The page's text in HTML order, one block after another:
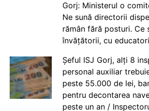
Gorj: Ministerul o
Ne sună directorii
rămân fără posturi. Ce
învățătorii, cu
Șeful ISJ Gorj, alți 8
personal auxiliar
peste 55.000 de lei,
pentru decontarea
peste un an /